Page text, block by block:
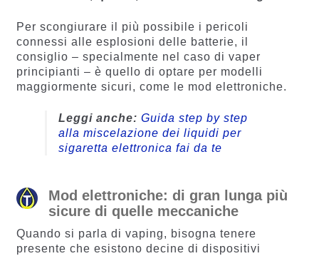
Per scongiurare il più possibile i pericoli
connessi alle esplosioni delle batterie, il
consiglio – specialmente nel caso di vaper
principianti – è quello di optare per modelli
maggiormente sicuri, come le mod elettroniche.
Leggi anche: Guida step by step
alla miscelazione dei liquidi per
sigaretta elettronica fai da te
Mod elettroniche: di gran lunga più
sicure di quelle meccaniche
Quando si parla di vaping, bisogna tenere
presente che esistono decine di dispositivi